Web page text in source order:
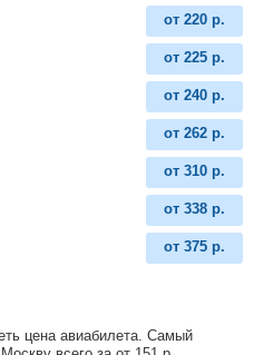
от 220 р.
от 225 р.
от 240 р.
от 262 р.
от 310 р.
от 338 р.
от 375 р.
цена авиабилета. Самый